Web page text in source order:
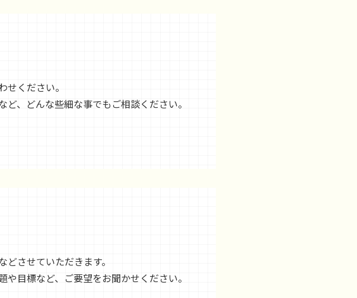
ください。
、どんな些細な事でもご相談ください。
させていただきます。
目標など、ご要望をお聞かせください。